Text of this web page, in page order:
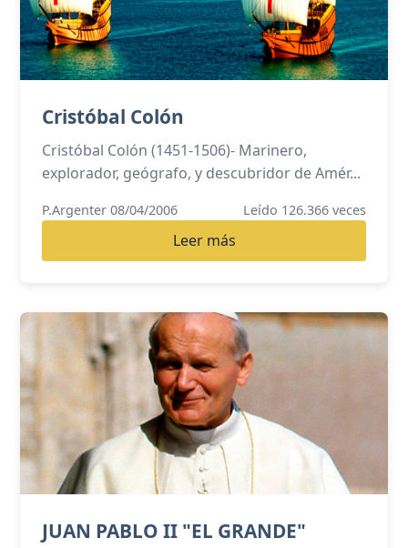
Cristóbal Colón
Cristóbal Colón (1451-1506)- Marinero,
explorador, geógrafo, y descubridor de Amér...
P.Argenter 08/04/2006 Leído 126.366 veces
Leer más
JUAN PABLO II "EL GRANDE"